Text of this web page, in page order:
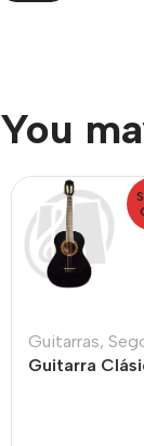
You
Guitarras,
Guitarra